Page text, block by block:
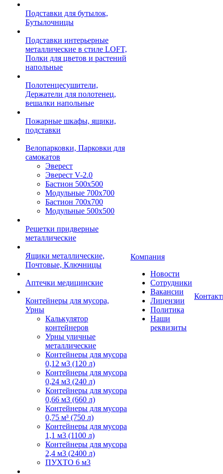
Подставки для бутылок,
Бутылочницы
Подставки интерьерные
металлические в стиле LOFT,
Полки для цветов и растений
напольные
Полотенцесушители,
Держатели для полотенец,
вешалки напольные
Пожарные шкафы, ящики,
подставки
Велопарковки, Парковки для
самокатов
Эверест
Эверест V-2.0
Бастион 500х500
Модульные 700х700
Бастион 700х700
Модульные 500х500
Решетки придверные
металлические
Ящики металлические,
Почтовые, Ключницы
Аптечки медицинские
Контейнеры для мусора,
Урны
Калькулятор
контейнеров
Урны уличные
металлические
Контейнеры для мусора
0,12 м3 (120 л)
Контейнеры для мусора
0,24 м3 (240 л)
Контейнеры для мусора
0,66 м3 (660 л)
Контейнеры для мусора
0,75 м³ (750 л)
Контейнеры для мусора
1,1 м3 (1100 л)
Контейнеры для мусора
2,4 м3 (2400 л)
ПУХТО 6 м3
Компания
Новости
Сотрудники
Вакансии
Лицензии
Политика
Наши
реквизиты